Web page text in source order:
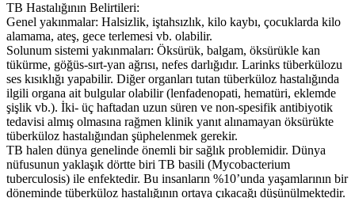
TB Hastalığının Belirtileri:
Genel yakınmalar: Halsizlik, iştahsızlık, kilo kaybı, çocuklarda kilo
alamama, ateş, gece terlemesi vb. olabilir.
Solunum sistemi yakınmaları: Öksürük, balgam, öksürükle kan
tükürme, göğüs-sırt-yan ağrısı, nefes darlığıdır. Larinks tüberkülozu
ses kısıklığı yapabilir. Diğer organları tutan tüberküloz hastalığında
ilgili organa ait bulgular olabilir (lenfadenopati, hematüri, eklemde
şişlik vb.). İki- üç haftadan uzun süren ve non-spesifik antibiyotik
tedavisi almış olmasına rağmen klinik yanıt alınamayan öksürükte
tüberküloz hastalığından şüphelenmek gerekir.
TB halen dünya genelinde önemli bir sağlık problemidir. Dünya
nüfusunun yaklaşık dörtte biri TB basili (Mycobacterium
tuberculosis) ile enfektedir. Bu insanların %10’unda yaşamlarının bir
döneminde tüberküloz hastalığının ortaya çıkacağı düşünülmektedir.